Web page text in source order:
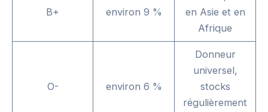
B+ environ 9 %
en Asie et en
Afrique
O- environ 6 %
Donneur
universel,
stocks
régulièrement